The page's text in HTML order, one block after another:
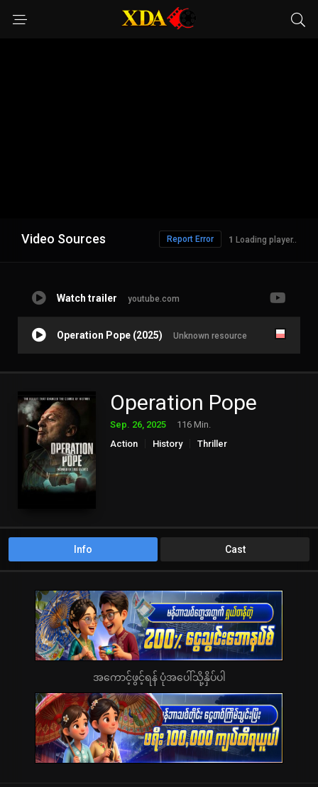
Video Sources 1 Loading player..
Report Error
Watch trailer youtube.com
Operation Pope (2025) Unknown resource
Operation Pope
Sep. 26, 2025
116 Min.
Action
History Thriller
Info Cast
အကောင့်ဖွင့်ရန် ပုံအပေါ်သို့နှိပ်ပါ